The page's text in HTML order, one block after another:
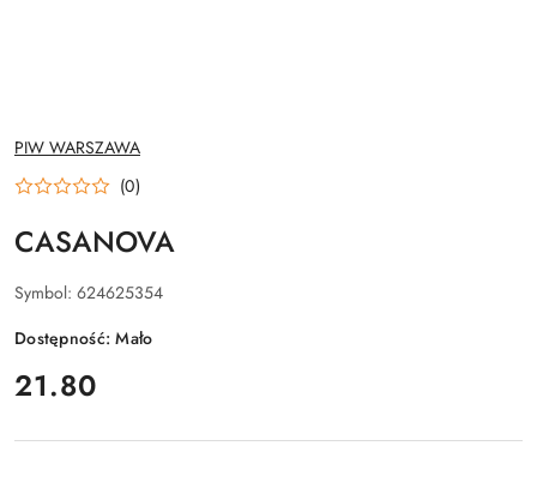
NAZWA
PRODUCENTA:
PIW WARSZAWA
(0)
CASANOVA
Symbol: 624625354
Dostępność:Mało
cena:
21.80